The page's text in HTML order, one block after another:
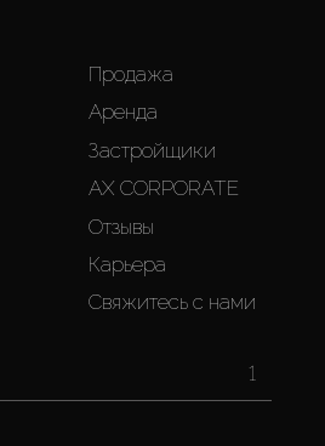
Продажа
Аренда
Застройщики
AX CORPORATE
Отзывы
Карьера
Свяжитесь с нами
1